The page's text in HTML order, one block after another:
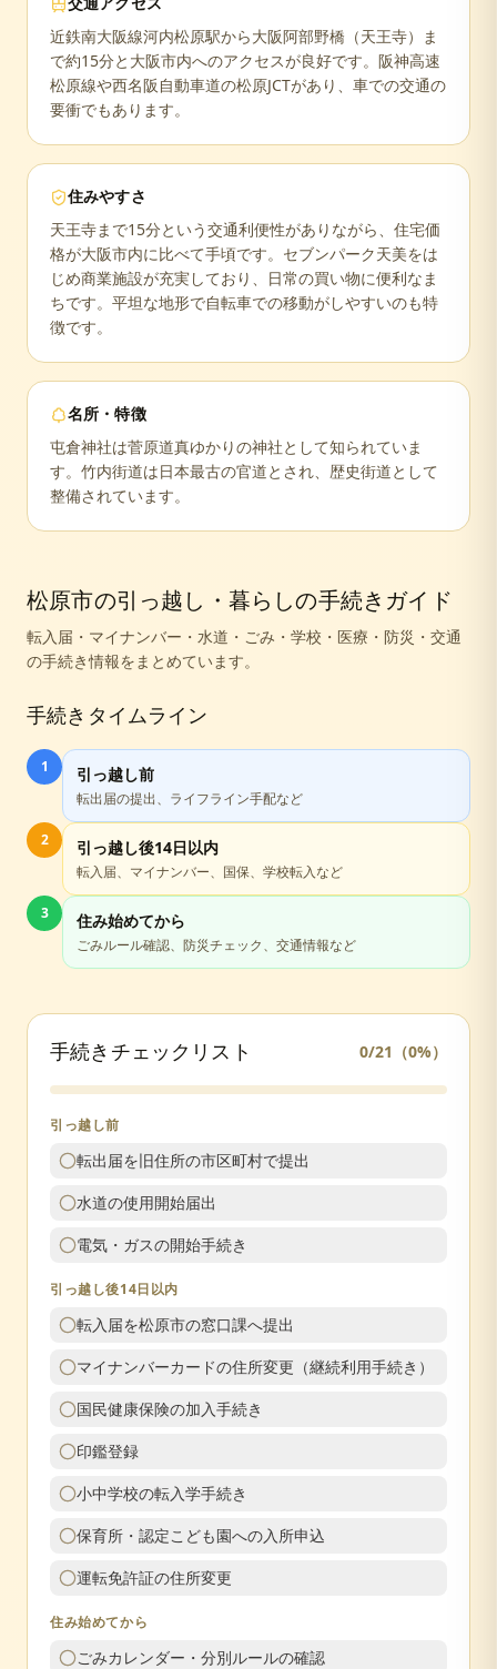
交通アクセス
近鉄南大阪線河内松原駅から大阪阿部野橋（天王寺）ま
で約15分と大阪市内へのアクセスが良好です。阪神高速
松原線や西名阪自動車道の松原JCTがあり、車での交通の
要衝でもあります。
住みやすさ
天王寺まで15分という交通利便性がありながら、住宅価
格が大阪市内に比べて手頃です。セブンパーク天美をは
じめ商業施設が充実しており、日常の買い物に便利なま
ちです。平坦な地形で自転車での移動がしやすいのも特
徴です。
名所・特徴
屯倉神社は菅原道真ゆかりの神社として知られていま
す。竹内街道は日本最古の官道とされ、歴史街道として
整備されています。
松原市の引っ越し・暮らしの手続きガイド
転入届・マイナンバー・水道・ごみ・学校・医療・防災・交通
の手続き情報をまとめています。
手続きタイムライン
1 引っ越し前
転出届の提出、ライフライン手配など
2 引っ越し後14日以内
転入届、マイナンバー、国保、学校転入など
3 住み始めてから
ごみルール確認、防災チェック、交通情報など
手続きチェックリスト 0/21 （0%）
引っ越し前
転出届を旧住所の市区町村で提出
水道の使用開始届出
電気・ガスの開始手続き
引っ越し後14日以内
転入届を松原市の窓口課へ提出
マイナンバーカードの住所変更（継続利用手続き）
国民健康保険の加入手続き
印鑑登録
小中学校の転入学手続き
保育所・認定こども園への入所申込
運転免許証の住所変更
住み始めてから
ごみカレンダー・分別ルールの確認